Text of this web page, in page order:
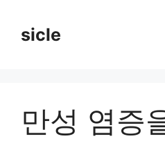
contentsicle
만성 염증